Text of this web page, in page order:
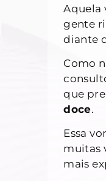
Aquela
gente
diante
Como
que
doce.
Essa
muitas
mais